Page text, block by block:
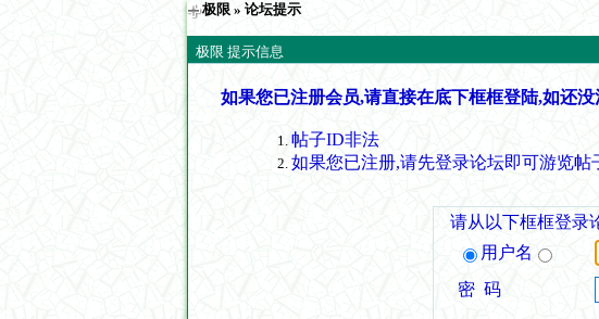
极限 » 论坛提示
极限 提示信息
如果您已注册会员,请直接在底下框框登陆,如还
帖子ID非法
如果您已注册,请先登录论坛即可游览帖
请从以下框框登录
用户名
密 码